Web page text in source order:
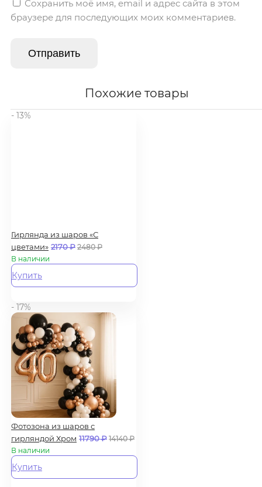
Сохранить моё имя, email и адрес сайта в этом
браузере для последующих моих комментариев.
Похожие товары
- 13%
Гирлянда из шаров «С
цветами» 2170₽ 2480₽
В наличии
Купить
- 17%
Фотозона из шаров с
гирляндой Хром 11790₽ 14140₽
В наличии
Купить